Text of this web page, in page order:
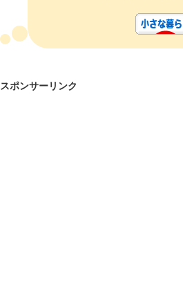
スポンサーリンク